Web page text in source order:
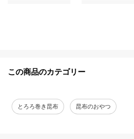
この商品のカテゴリー
とろろ巻き昆布 昆布のおやつ